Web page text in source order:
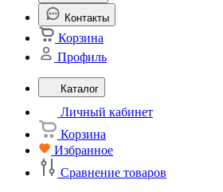
Контакты
Корзина
Профиль
Каталог
Личный кабинет
Корзина
Избранное
Сравнение товаров